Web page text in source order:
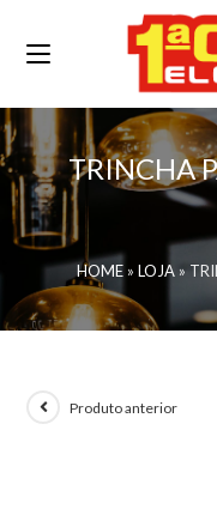
TRINCHA
HOME » LOJA»
Produto anterior